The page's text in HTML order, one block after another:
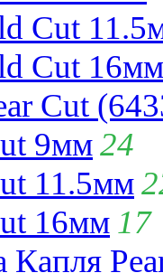
Cut
Cut 16мм
Cut
9мм24
11.5мм
16мм 17
Капля